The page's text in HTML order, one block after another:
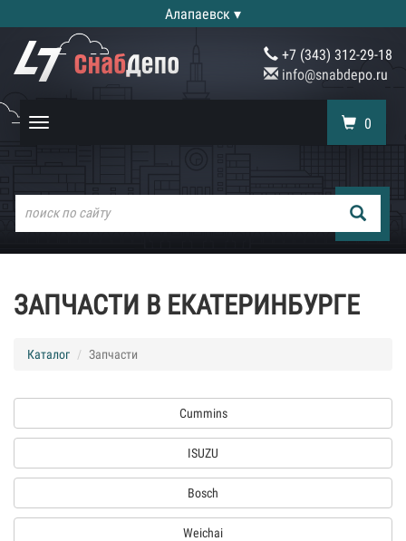
Алапаевск ▾
+7 (343) 312-29-18
info@snabdepo.ru
Toggle
0
ЗАПЧАСТИ В ЕКАТЕРИНБУРГЕ
Каталог Запчасти
Cummins
ISUZU
Bosch
Weichai